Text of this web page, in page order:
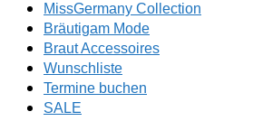
MissGermany Collection
Bräutigam Mode
Braut Accessoires
Wunschliste
Termine buchen
SALE